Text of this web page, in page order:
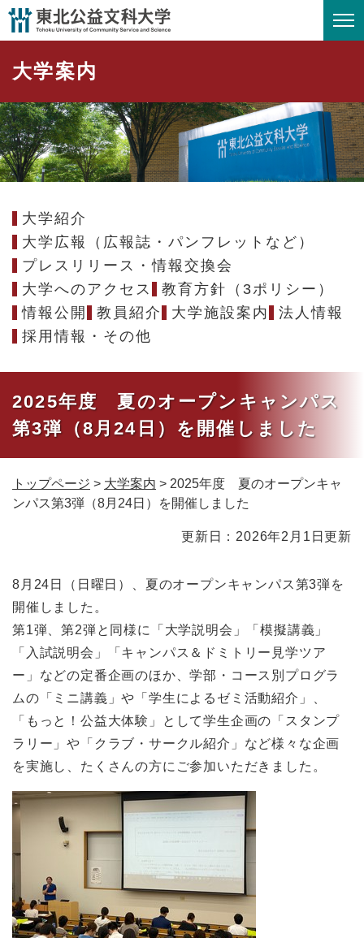
ペ
頭
で
す
。
メニューを飛ばして本文へ
大学案内
大学紹介
大学広報（広報誌・パンフレットなど）
プレスリリース・情報交換会
大学へのアクセス
教育方針（3ポリシー）
情報公開
教員紹介 大学施設案内
法人情報
採用情報・その他
2025年度 夏のオープンキャンパス
第3弾（8月24日）を開催しました
トップページ > 大学案内 > 2025年度 夏のオープンキャ
ンパス第3弾（8月24日）を開催しました
更新日：2026年2月1日更新
8月24日（日曜日）、夏のオープンキャンパス第3弾を
開催しました。
第1弾、第2弾と同様に「大学説明会」「模擬講義」
「入試説明会」「キャンパス＆ドミトリー見学ツア
ー」などの定番企画のほか、学部・コース別プログラ
ムの「ミニ講義」や「学生によるゼミ活動紹介」、
「もっと！公益大体験」として学生企画の「スタンプ
ラリー」や「クラブ・サークル紹介」など様々な企画
を実施し、たくさんの方にご参加いただきました。